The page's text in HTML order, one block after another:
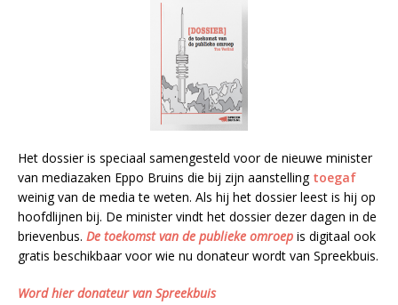
Het dossier is speciaal samengesteld voor de nieuwe minister
van mediazaken Eppo Bruins die bij zijn aanstelling toegaf
weinig van de media te weten. Als hij het dossier leest is hij op
hoofdlijnen bij. De minister vindt het dossier dezer dagen in de
brievenbus. De toekomst van de publieke omroep is digitaal ook
gratis beschikbaar voor wie nu donateur wordt van Spreekbuis.
Word hier donateur van Spreekbuis